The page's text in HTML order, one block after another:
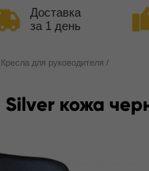
Доставка
за 1 день
Кресла для руководителя /
кожа